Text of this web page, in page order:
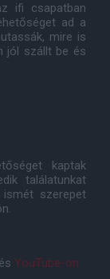
ifi csapatban
ad a
mire is
jól szállt be és
kaptak
találatunkat
szerepet
és YouTube-on